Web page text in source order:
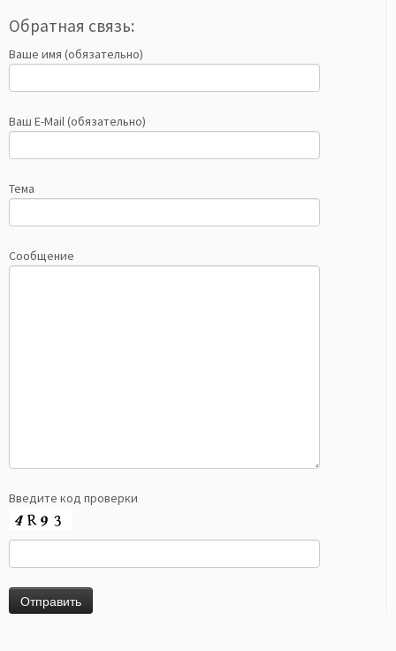
Обратная связь:
Ваше имя (обязательно)
Ваш E-Mail (обязательно)
Тема
Сообщение
Введите код проверки